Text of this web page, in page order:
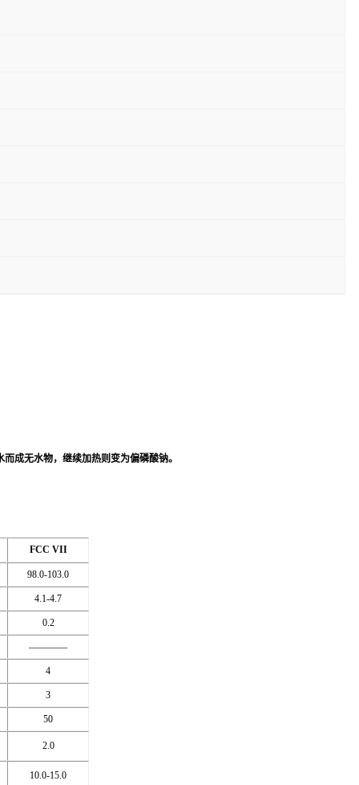
成无水物，继续加热则变为偏磷酸钠。
FCC VII
98.0-103.0
4.1-4.7
0.2
————
4
3
50
2.0
10.0-15.0